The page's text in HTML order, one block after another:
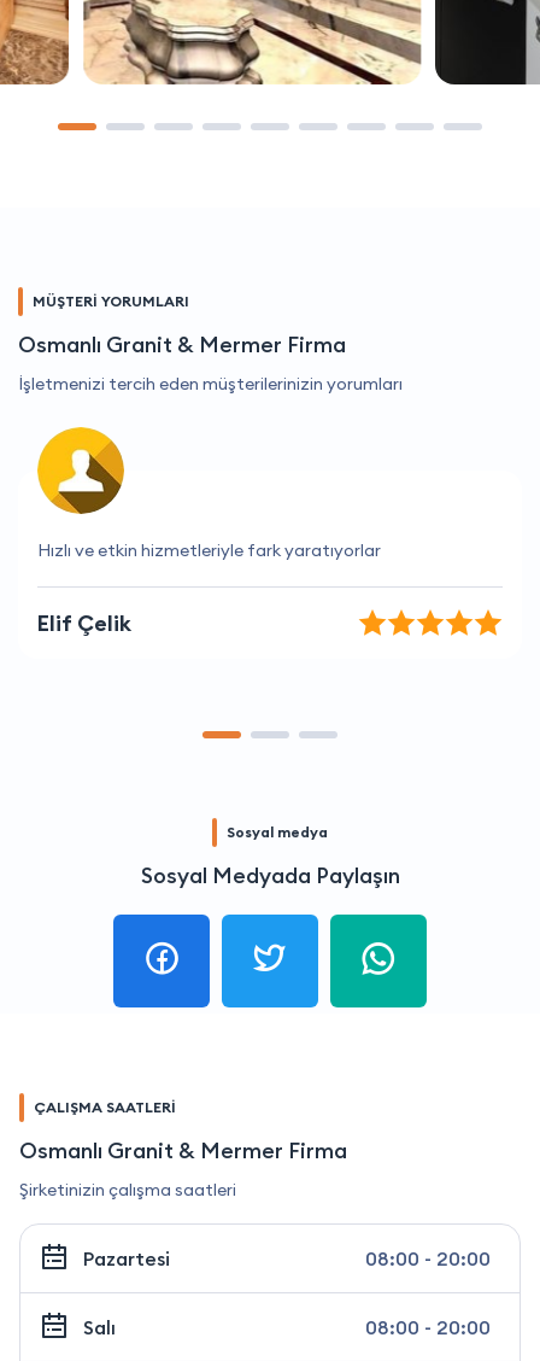
MÜŞTERİ YORUMLARI
Osmanlı Granit & Mermer Firma
İşletmenizi tercih eden müşterilerinizin yorumları
Her zaman doğru zamanlama ve iyi hizmet
Ela Ateş
Sosyal medya
Sosyal Medyada Paylaşın
ÇALIŞMA SAATLERİ
Osmanlı Granit & Mermer Firma
Şirketinizin çalışma saatleri
Pazartesi 08:00 - 20:00
Salı 08:00 - 20:00